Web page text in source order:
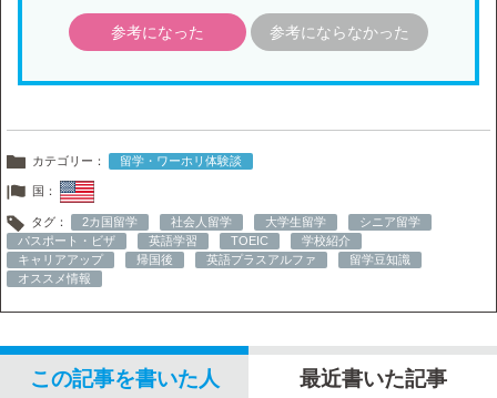
参考になった 参考にならなかった
カテゴリー： 留学・ワーホリ体験談
国：
タグ： 2カ国留学 社会人留学 大学生留学
シニア留学
パスポート・ビザ
英語学習 TOEIC
学校紹介
キャリアアップ
帰国後 英語プラスアルファ
留学豆知識
オススメ情報
この記事を書いた人 最近書いた記事